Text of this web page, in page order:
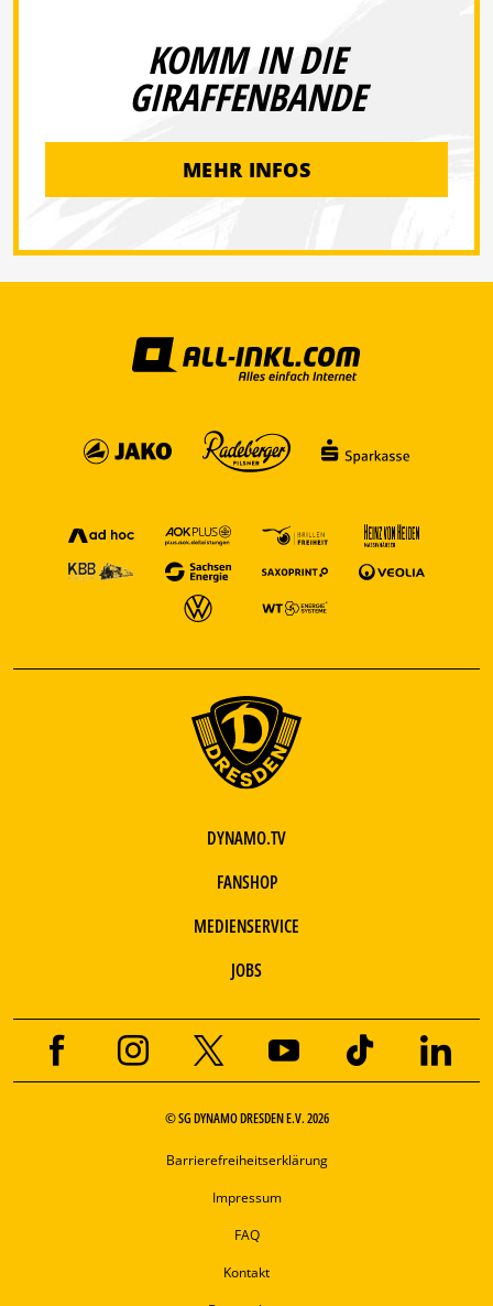
KOMM IN DIE
GIRAFFENBANDE
MEHR INFOS
DYNAMO.TV
FANSHOP
MEDIENSERVICE
JOBS
© SG DYNAMO DRESDEN E.V. 2026
Barrierefreiheitserklärung
Impressum
FAQ
Kontakt